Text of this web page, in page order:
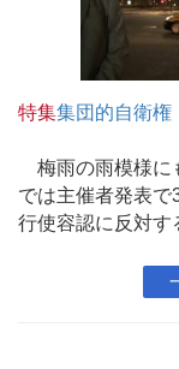
特集集団的自衛権
梅雨の雨模様に
では主催者発表
行使容認に反対す